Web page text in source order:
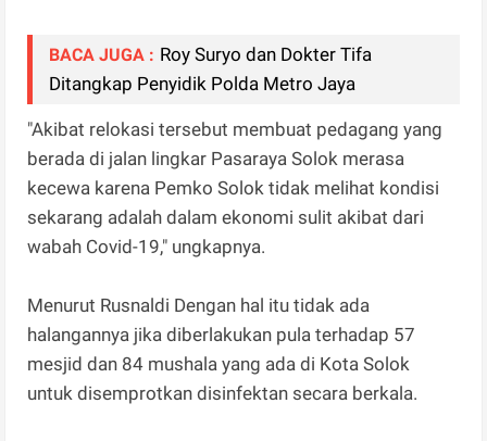
BACA JUGA : Roy Suryo dan Dokter Tifa
Ditangkap Penyidik Polda Metro Jaya
"Akibat relokasi tersebut membuat pedagang yang
berada di jalan lingkar Pasaraya Solok merasa
kecewa karena Pemko Solok tidak melihat kondisi
sekarang adalah dalam ekonomi sulit akibat dari
wabah Covid-19," ungkapnya.
Menurut Rusnaldi Dengan hal itu tidak ada
halangannya jika diberlakukan pula terhadap 57
mesjid dan 84 mushala yang ada di Kota Solok
untuk disemprotkan disinfektan secara berkala.